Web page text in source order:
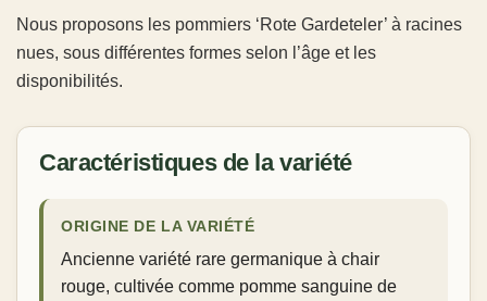
Nous proposons les pommiers ‘Rote Gardeteler’ à racines
nues, sous différentes formes selon l’âge et les
disponibilités.
Caractéristiques de la variété
ORIGINE DE LA VARIÉTÉ
Ancienne variété rare germanique à chair
rouge, cultivée comme pomme sanguine de